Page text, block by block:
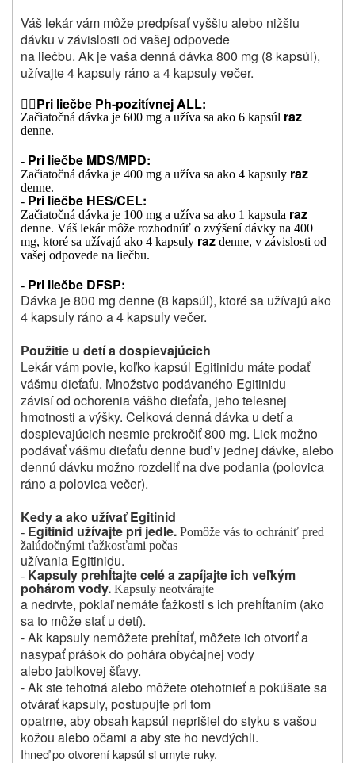
Váš lekár vám môže predpísať vyššiu alebo nižšiu
dávku v závislosti od vašej odpovede
na liečbu. Ak je vaša denná dávka 800 mg (8 kapsúl),
užívajte 4 kapsuly ráno a 4 kapsuly večer.
Pri liečbe Ph-pozitívnej ALL:
Začiatočná dávka je 600 mg a užíva sa ako 6 kapsúl raz
denne.
- Pri liečbe MDS/MPD:
Začiatočná dávka je 400 mg a užíva sa ako 4 kapsuly raz
denne.
- Pri liečbe HES/CEL:
Začiatočná dávka je 100 mg a užíva sa ako 1 kapsula raz
denne. Váš lekár môže rozhodnúť o zvýšení dávky na 400
mg, ktoré sa užívajú ako 4 kapsuly raz denne, v závislosti od
vašej odpovede na liečbu.
- Pri liečbe DFSP:
Dávka je 800 mg denne (8 kapsúl), ktoré sa užívajú ako
4 kapsuly ráno a 4 kapsuly večer.
Použitie u detí a dospievajúcich
Lekár vám povie, koľko kapsúl Egitinidu máte podať
vášmu dieťaťu. Množstvo podávaného Egitinidu
závisí od ochorenia vášho dieťaťa, jeho telesnej
hmotnosti a výšky. Celková denná dávka u detí a
dospievajúcich nesmie prekročiť 800 mg. Liek možno
podávať vášmu dieťaťu denne buď v jednej dávke, alebo
dennú dávku možno rozdeliť na dve podania (polovica
ráno a polovica večer).
Kedy a ako užívať Egitinid
- Egitinid užívajte pri jedle. Pomôže vás to ochrániť pred
žalúdočnými ťažkosťami počas
užívania Egitinidu.
- Kapsuly prehĺtajte celé a zapíjajte ich veľkým
pohárom vody. Kapsuly neotvárajte
a nedrvte, pokiaľ nemáte ťažkosti s ich prehĺtaním (ako
sa to môže stať u detí).
- Ak kapsuly nemôžete prehĺtať, môžete ich otvoriť a
nasypať prášok do pohára obyčajnej vody
alebo jablkovej šťavy.
- Ak ste tehotná alebo môžete otehotnieť a pokúšate sa
otvárať kapsuly, postupujte pri tom
opatrne, aby obsah kapsúl neprišiel do styku s vašou
kožou alebo očami a aby ste ho nevdýchli.
Ihneď po otvorení kapsúl si umyte ruky.